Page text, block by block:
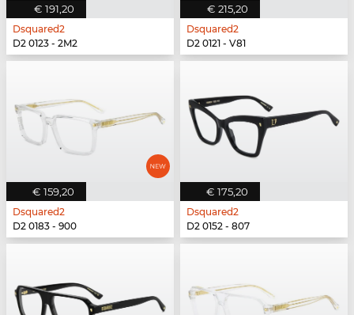
€ 191,20
Dsquared2
D2 0123 - 2M2
€ 215,20
Dsquared2
D2 0121 - V81
€ 159,20
Dsquared2
D2 0183 - 900
€ 175,20
Dsquared2
D2 0152 - 807